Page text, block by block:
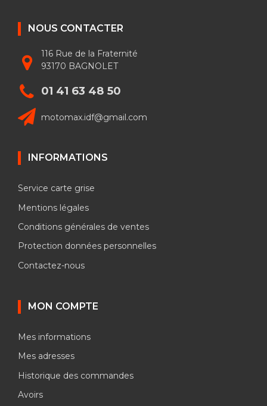
NOUS CONTACTER
116 Rue de la Fraternité
93170 BAGNOLET
01 41 63 48 50
motomax.idf@gmail.com
INFORMATIONS
Service carte grise
Mentions légales
Conditions générales de ventes
Protection données personnelles
Contactez-nous
MON COMPTE
Mes informations
Mes adresses
Historique des commandes
Avoirs